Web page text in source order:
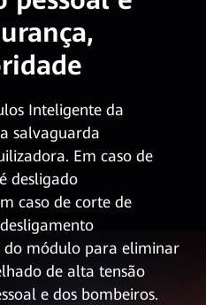
Inteligente da
salvaguarda
Em caso de
desligado
caso de corte de
do módulo para eliminar
de alta tensão
e dos bombeiros.